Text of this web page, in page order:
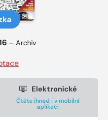
– Archiv
Elektronické
Čtěte ihned i v mobilní
aplikaci